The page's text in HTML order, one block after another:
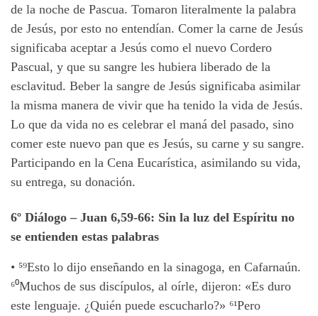
de la noche de Pascua. Tomaron literalmente la palabra
de Jesús, por esto no entendían. Comer la carne de Jesús
significaba aceptar a Jesús como el nuevo Cordero
Pascual, y que su sangre les hubiera liberado de la
esclavitud. Beber la sangre de Jesús significaba asimilar
la misma manera de vivir que ha tenido la vida de Jesús.
Lo que da vida no es celebrar el maná del pasado, sino
comer este nuevo pan que es Jesús, su carne y su sangre.
Participando en la Cena Eucarística, asimilando su vida,
su entrega, su donación.
6º Diálogo– Juan 6,59-66: Sin la luz del Espíritu no
se entienden estas palabras
• ⁵⁹Esto lo dijo enseñando en la sinagoga, en Cafarnaún.
⁶⁰Muchos de sus discípulos, al oírle, dijeron: «Es duro
este lenguaje. ¿Quién puede escucharlo?» ⁶¹Pero